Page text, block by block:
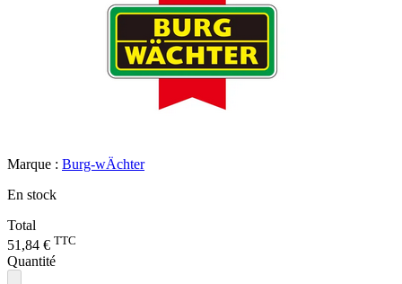
Marque : Burg-wÄchter
En stock
Total
51,84 € TTC
Quantité